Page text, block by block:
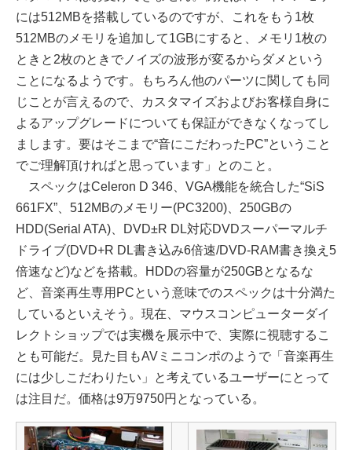
には512MBを搭載しているのですが、これをもう1枚
512MBのメモリを追加して1GBにすると、メモリ1枚の
ときと2枚のときでノイズの波形が変るからダメという
ことになるようです。もちろん他のパーツに関しても同
じことが言えるので、カスタマイズおよびお客様自身に
よるアップグレードについても保証ができなくなってし
まします。要はそこまで“音にこだわったPC”ということ
でご理解頂ければと思っています」とのこと。
スペックはCeleron D 346、VGA機能を統合した“SiS
661FX”、512MBのメモリー(PC3200)、250GBの
HDD(Serial ATA)、DVD±R DL対応DVDスーパーマルチ
ドライブ(DVD+R DL書き込み6倍速/DVD-RAM書き換え5
倍速など)などを搭載。HDDの容量が250GBとなるな
ど、音楽再生専用PCという意味でのスペックは十分満た
しているといえそう。現在、マウスコンピューターダイ
レクトショップでは実機を展示中で、実際に視聴するこ
とも可能だ。見た目もAVミニコンポのようで「音楽再生
には少しこだわりたい」と考えているユーザーにとって
は注目だ。価格は9万9750円となっている。